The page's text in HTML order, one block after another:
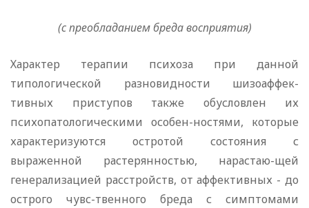
(с преобладанием бреда восприятия)
Характер терапии психоза при данной
типологической разновидности шизоаффек-
тивных приступов также обусловлен их
психопатологическими особен-ностями, которые
характеризуются остротой состояния с
выраженной растерянностью, нарастаю-щей
генерализацией расстройств, от аффективных - до
острого чувс-твенного бреда с симптомами